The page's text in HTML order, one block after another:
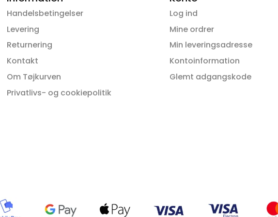
på
Handelsbetingelser
Levering
Returnering
Kontakt
Om Tøjkurven
Privatlivs- og cookiepolitik
Log ind
Mine ordrer
Min leveringsadresse
Kontoinformation
Glemt adgangskode